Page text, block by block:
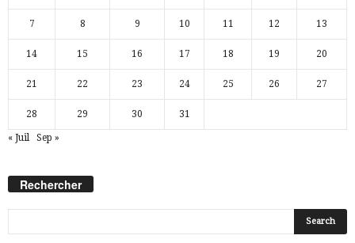
7 8 9 10 11 12 13
14 15 16 17 18 19 20
21 22 23 24 25 26 27
28 29 30 31
« Juil Sep »
Rechercher